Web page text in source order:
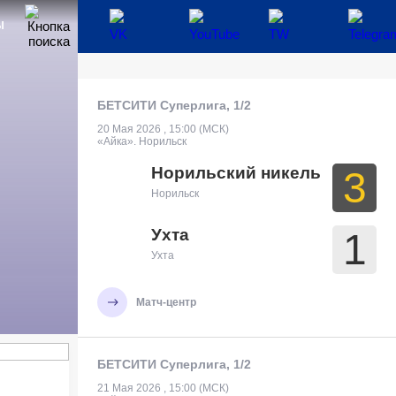
БЕТСИТИ Суперлига, 1/2
20 Мая 2026 , 15:00 (МСК)
«Айка». Норильск
Норильский никель
Норильск 3
Ухта
Ухта 1
Матч-центр
БЕТСИТИ Суперлига, 1/2
21 Мая 2026 , 15:00 (МСК)